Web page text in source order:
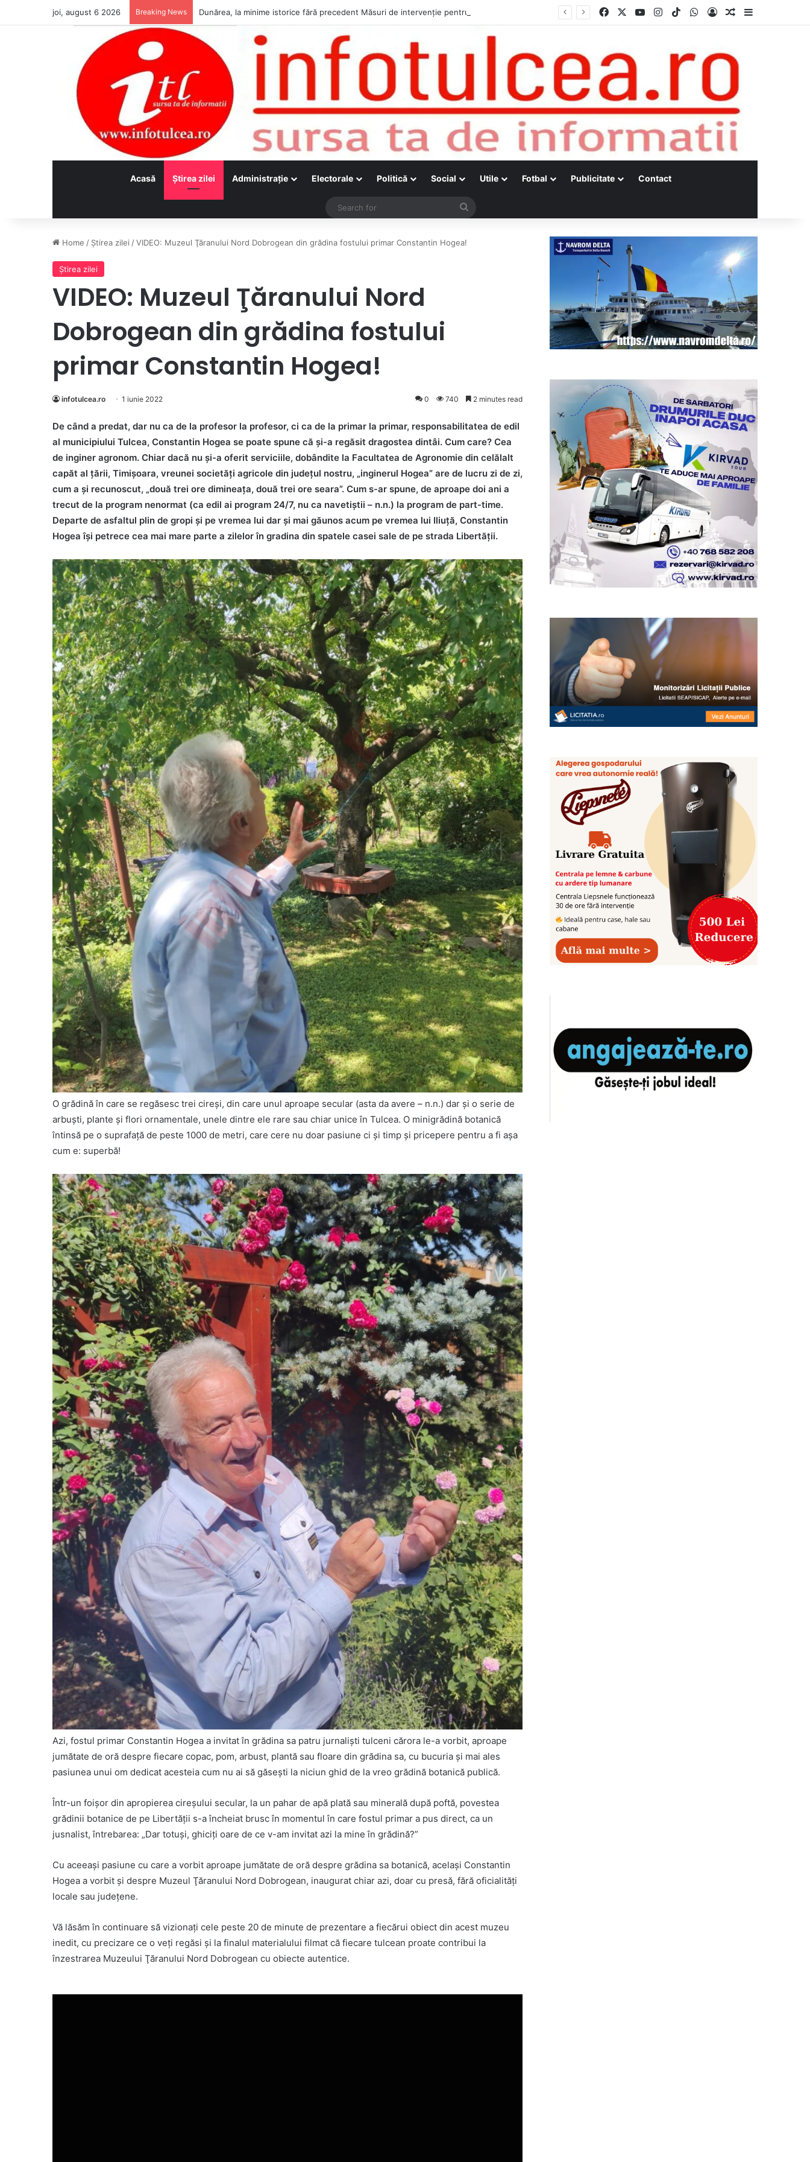
joi, august 6 2026 Breaking News Facebook YouTubeInstagram
TikTokWhatsApp
Log InRandom Article
Acasă Ştirea zilei Administraţie Electorale Politică Social Utile Fotbal Publicitate Contact
Search
Home / Ştirea zilei /VIDEO: Muzeul Ţăranului Nord Dobrogean din grădina fostului primar Constantin Hogea!
Ştirea zilei
VIDEO: Muzeul Ţăranului Nord
Dobrogean din grădina fostului
primar Constantin Hogea!
infotulcea.ro 1 iunie 2022 0 740 2 minutes read
De când a predat, dar nu ca de la profesor la profesor, ci ca de la primar la primar, responsabilitatea de edil
al municipiului Tulcea, Constantin Hogea se poate spune că şi-a regăsit dragostea dintâi. Cum care? Cea
de inginer agronom. Chiar dacă nu şi-a oferit serviciile, dobândite la Facultatea de Agronomie din celălalt
capăt al ţării, Timişoara, vreunei societăţi agricole din judeţul nostru, „inginerul Hogea” are de lucru zi de zi,
cum a şi recunoscut, „două trei ore dimineaţa, două trei ore seara”. Cum s-ar spune, de aproape doi ani a
trecut de la program nenormat (ca edil ai program 24/7, nu ca navetiştii – n.n.) la program de part-time.
Departe de asfaltul plin de gropi şi pe vremea lui dar şi mai găunos acum pe vremea lui Iliuţă, Constantin
Hogea îşi petrece cea mai mare parte a zilelor în gradina din spatele casei sale de pe strada Libertăţii.
O grădină în care se regăsesc trei cireşi, din care unul aproape secular (asta da avere – n.n.) dar şi o serie de
arbuşti, plante şi flori ornamentale, unele dintre ele rare sau chiar unice în Tulcea. O minigrădină botanică
întinsă pe o suprafaţă de peste 1000 de metri, care cere nu doar pasiune ci şi timp şi pricepere pentru a fi aşa
cum e: superbă!
Azi, fostul primar Constantin Hogea a invitat în grădina sa patru jurnalişti tulceni cărora le-a vorbit, aproape
jumătate de oră despre fiecare copac, pom, arbust, plantă sau floare din grădina sa, cu bucuria şi mai ales
pasiunea unui om dedicat acesteia cum nu ai să găseşti la niciun ghid de la vreo grădină botanică publică.
Într-un foişor din apropierea cireşului secular, la un pahar de apă plată sau minerală după poftă, povestea
grădinii botanice de pe Libertăţii s-a încheiat brusc în momentul în care fostul primar a pus direct, ca un
jusnalist, întrebarea: „Dar totuşi, ghiciţi oare de ce v-am invitat azi la mine în grădină?”
Cu aceeaşi pasiune cu care a vorbit aproape jumătate de oră despre grădina sa botanică, acelaşi Constantin
Hogea a vorbit şi despre Muzeul Ţăranului Nord Dobrogean, inaugurat chiar azi, doar cu presă, fără oficialităţi
locale sau judeţene.
Vă lăsăm în continuare să vizionaţi cele peste 20 de minute de prezentare a fiecărui obiect din acest muzeu
inedit, cu precizare ce o veţi regăsi şi la finalul materialului filmat că fiecare tulcean proate contribui la
înzestrarea Muzeului Ţăranului Nord Dobrogean cu obiecte autentice.